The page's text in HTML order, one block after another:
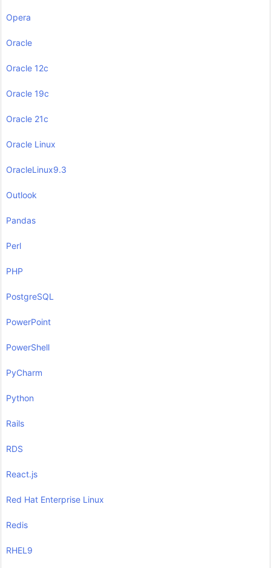
Opera
Oracle
Oracle 12c
Oracle 19c
Oracle 21c
Oracle Linux
OracleLinux9.3
Outlook
Pandas
Perl
PHP
PostgreSQL
PowerPoint
PowerShell
PyCharm
Python
Rails
RDS
React.js
Red Hat Enterprise Linux
Redis
RHEL9